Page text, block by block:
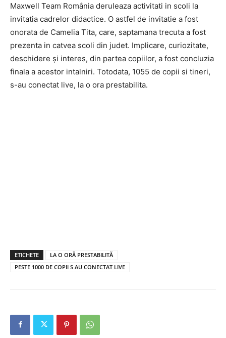
Maxwell Team România deruleaza activitati in scoli la
invitatia cadrelor didactice. O astfel de invitatie a fost
onorata de Camelia Tita, care, saptamana trecuta a fost
prezenta in catvea scoli din judet. Implicare, curiozitate,
deschidere și interes, din partea copiilor, a fost concluzia
finala a acestor intalniri. Totodata, 1055 de copii si tineri,
s-au conectat live, la o ora prestabilita.
ETICHETE
LA O ORĂ PRESTABILITĂ
PESTE 1000 DE COPII S AU CONECTAT LIVE